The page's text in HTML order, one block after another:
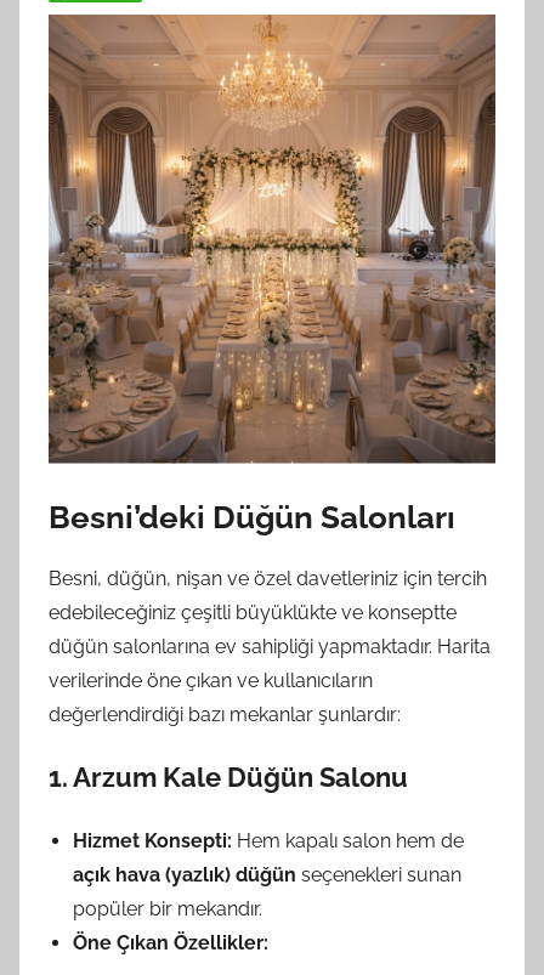
Besni’deki Düğün Salonları
Besni, düğün, nişan ve özel davetleriniz için tercih
edebileceğiniz çeşitli büyüklükte ve konseptte
düğün salonlarına ev sahipliği yapmaktadır. Harita
verilerinde öne çıkan ve kullanıcıların
değerlendirdiği bazı mekanlar şunlardır:
1. Arzum Kale Düğün Salonu
Hizmet Konsepti: Hem kapalı salon hem de
açık hava (yazlık) düğün seçenekleri sunan
popüler bir mekandır.
Öne Çıkan Özellikler: